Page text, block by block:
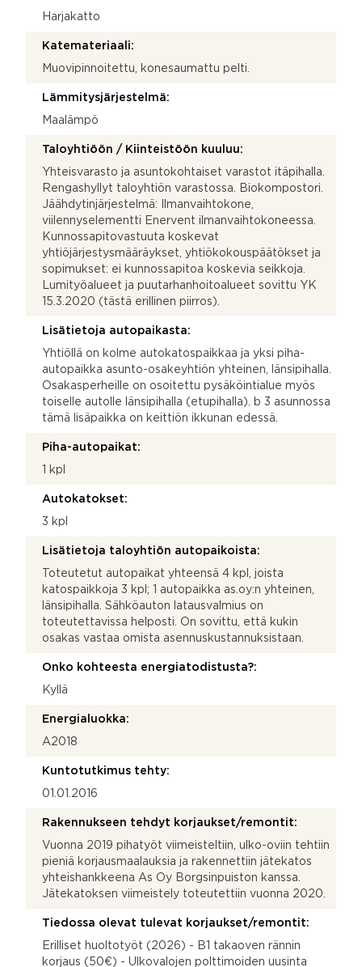
Harjakatto
Katemateriaali:
Muovipinnoitettu, konesaumattu pelti.
Lämmitysjärjestelmä:
Maalämpö
Taloyhtiöön / Kiinteistöön kuuluu:
Yhteisvarasto ja asuntokohtaiset varastot itäpihalla.
Rengashyllyt taloyhtiön varastossa. Biokompostori.
Jäähdytinjärjestelmä: Ilmanvaihtokone,
viilennyselementti Enervent ilmanvaihtokoneessa.
Kunnossapitovastuuta koskevat
yhtiöjärjestysmääräykset, yhtiökokouspäätökset ja
sopimukset: ei kunnossapitoa koskevia seikkoja.
Lumityöalueet ja puutarhanhoitoalueet sovittu YK
15.3.2020 (tästä erillinen piirros).
Lisätietoja autopaikasta:
Yhtiöllä on kolme autokatospaikkaa ja yksi piha-
autopaikka asunto-osakeyhtiön yhteinen, länsipihalla.
Osakasperheille on osoitettu pysäköintialue myös
toiselle autolle länsipihalla (etupihalla). b 3 asunnossa
tämä lisäpaikka on keittiön ikkunan edessä.
Piha-autopaikat:
1 kpl
Autokatokset:
3 kpl
Lisätietoja taloyhtiön autopaikoista:
Toteutetut autopaikat yhteensä 4 kpl, joista
katospaikkoja 3 kpl; 1 autopaikka as.oy:n yhteinen,
länsipihalla. Sähköauton latausvalmius on
toteutettavissa helposti. On sovittu, että kukin
osakas vastaa omista asennuskustannuksistaan.
Onko kohteesta energiatodistusta?:
Kyllä
Energialuokka:
A2018
Kuntotutkimus tehty:
01.01.2016
Rakennukseen tehdyt korjaukset/remontit:
Vuonna 2019 pihatyöt viimeisteltiin, ulko-oviin tehtiin
pieniä korjausmaalauksia ja rakennettiin jätekatos
yhteishankkeena As Oy Borgsinpuiston kanssa.
Jätekatoksen viimeistely toteutettiin vuonna 2020.
Tiedossa olevat tulevat korjaukset/remontit:
Erilliset huoltotyöt (2026) - B1 takaoven rännin
korjaus (50€) - Ulkovalojen polttimoiden uusinta